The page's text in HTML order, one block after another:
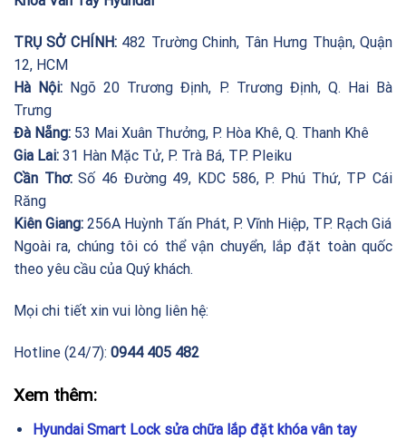
TRỤ SỞ CHÍNH:482 Trường Chinh, Tân Hưng Thuận, Quận
12, HCM
Hà Nội: Ngõ 20 Trương Định, P. Trương Định, Q. Hai Bà
Trưng
Đà Nẵng: 53 Mai Xuân Thưởng, P. Hòa Khê, Q. Thanh Khê
Gia Lai: 31 Hàn Mặc Tử, P. Trà Bá, TP. Pleiku
Cần Thơ:Số 46 Đường 49, KDC 586, P. Phú Thứ, TP Cái
Răng
Kiên Giang: 256A Huỳnh Tấn Phát, P. Vĩnh Hiệp, TP. Rạch Giá
Ngoài ra, chúng tôi có thể vận chuyển, lắp đặt toàn quốc
theo yêu cầu của Quý khách.
Mọi chi tiết xin vui lòng liên hệ:
Hotline (24/7): 0944 405 482
Xem thêm:
Hyundai Smart Lock sửa chữa lắp đặt khóa vân tay